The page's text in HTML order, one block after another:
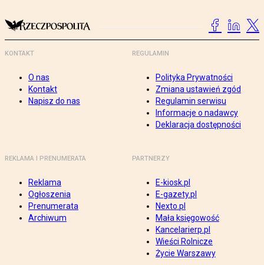
KONTAKT
O nas
Kontakt
Napisz do nas
REGULAMIN
Polityka Prywatności
Zmiana ustawień zgód
Regulamin serwisu
Informacje o nadawcy
Deklaracja dostępności
REKLAMA I PRENUMERATA
Reklama
Ogłoszenia
Prenumerata
Archiwum
PARTNERZY
E-kiosk.pl
E-gazety.pl
Nexto.pl
Mała księgowość
Kancelarierp.pl
Wieści Rolnicze
Życie Warszawy